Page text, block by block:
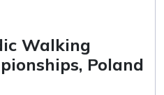
Walking
Poland